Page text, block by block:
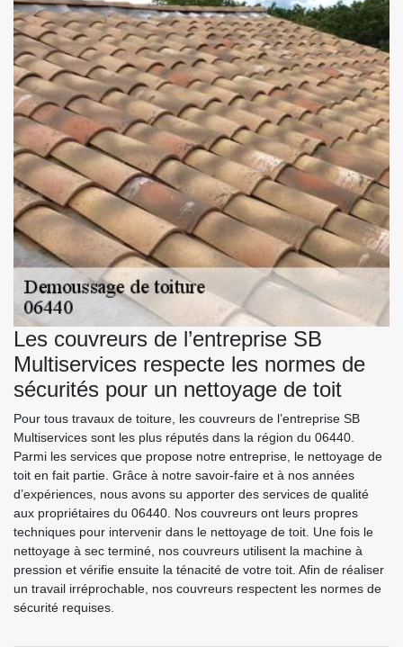
Les couvreurs de l’entreprise SB
Multiservices respecte les normes de
sécurités pour un nettoyage de toit
Pour tous travaux de toiture, les couvreurs de l’entreprise SB
Multiservices sont les plus réputés dans la région du 06440.
Parmi les services que propose notre entreprise, le nettoyage de
toit en fait partie. Grâce à notre savoir-faire et à nos années
d’expériences, nous avons su apporter des services de qualité
aux propriétaires du 06440. Nos couvreurs ont leurs propres
techniques pour intervenir dans le nettoyage de toit. Une fois le
nettoyage à sec terminé, nos couvreurs utilisent la machine à
pression et vérifie ensuite la ténacité de votre toit. Afin de réaliser
un travail irréprochable, nos couvreurs respectent les normes de
sécurité requises.